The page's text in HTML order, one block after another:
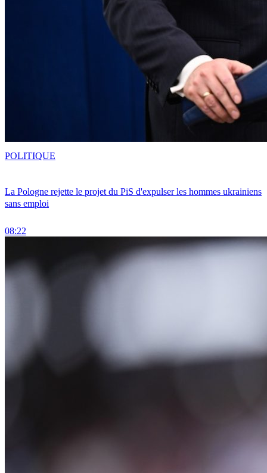
La Pologne rejette le projet du PiS d'expulser les hommes ukrainiens
sans emploi
08:22
POLITIQUE